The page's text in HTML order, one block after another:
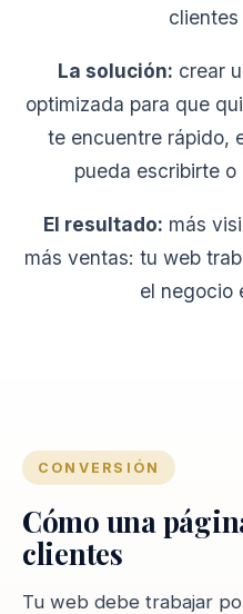
La solución: crear
optimizada para que
te encuentre rápido,
pueda escribirte
El resultado: más
más ventas: tu web
el negocio
CONVERSIÓN
Cómo una
clientes
Tu web debe trabajar